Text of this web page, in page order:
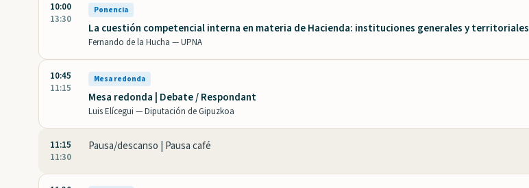
10:00
13:30
Ponencia
La cuestión competencial interna en materia de Hacienda: instituciones generales y territoriales
Fernando de la Hucha —UPNA
10:45
11:15
Mesa redonda
Mesa redonda | Debate / Respondant
Luis Elícegui —Diputación de Gipuzkoa
11:15
11:30
Pausa/descanso | Pausa café